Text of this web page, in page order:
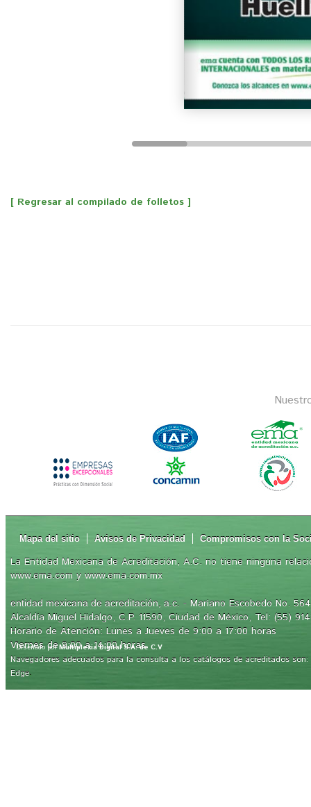
[ Regresar al compilado de folletos ]
Mapa del sitio Avisos de Privacidad Compromisos con la
La Entidad Mexicana de Acreditación, A.C. no tiene ninguna
www.ema.com y www.ema.com.mx
entidad mexicana de acreditación, a.c. - Mariano Escobedo No.
Alcaldía Miguel Hidalgo, C.P. 11590, Ciudad de México, Tel: (55)
Horario de Atención: Lunes a Jueves de 9:00 a 17:00 horas
Viernes de 9:00 a 14:00 horas
Navegadores adecuados para la consulta a los catálogos de acreditados
Edge.
Diseñado porMultiplexia Digital S.A. de C.V